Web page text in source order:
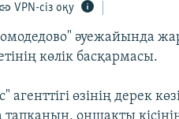
VPN-сіз оқу
әуежайында
көлік басқармасы.
агенттігі өзінің дерек